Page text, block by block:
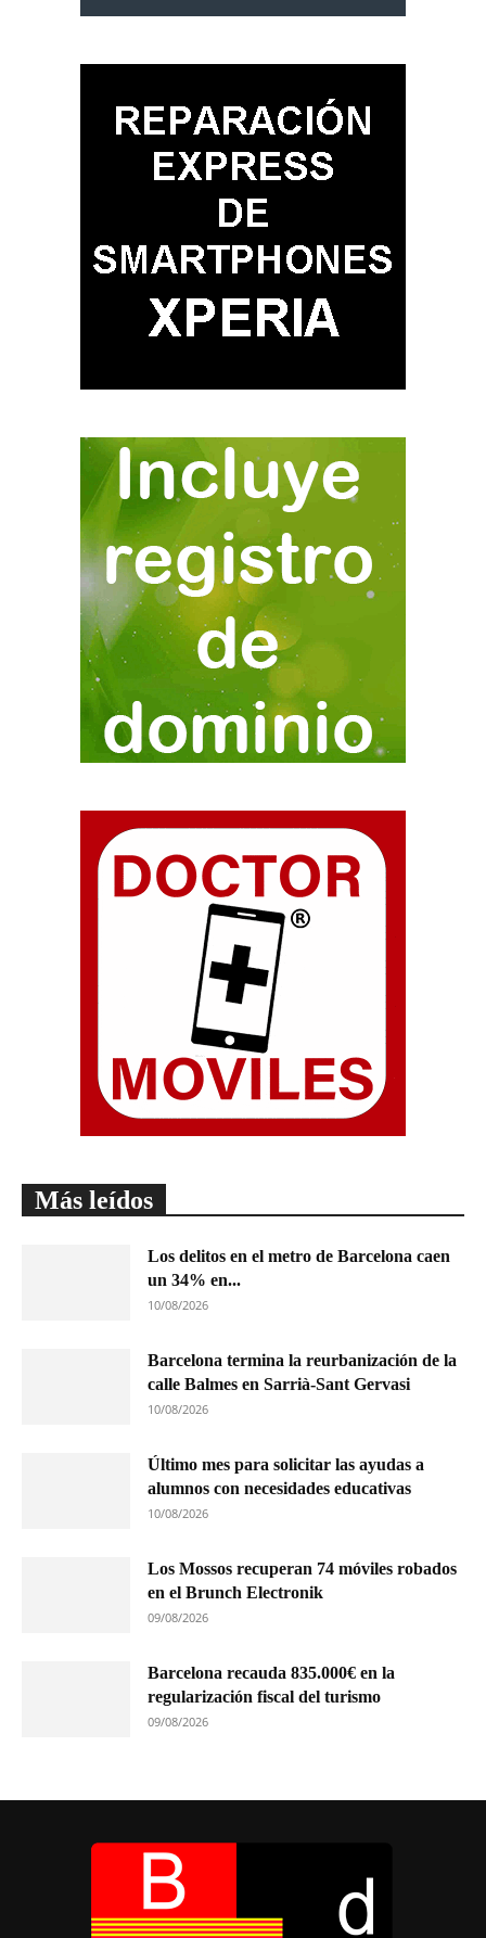
Más leídos
Los delitos en el metro de Barcelona caen
un 34% en...
10/08/2026
Barcelona termina la reurbanización de la
calle Balmes en Sarrià-Sant Gervasi
10/08/2026
Último mes para solicitar las ayudas a
alumnos con necesidades educativas
10/08/2026
Los Mossos recuperan 74 móviles robados
en el Brunch Electronik
09/08/2026
Barcelona recauda 835.000€ en la
regularización fiscal del turismo
09/08/2026